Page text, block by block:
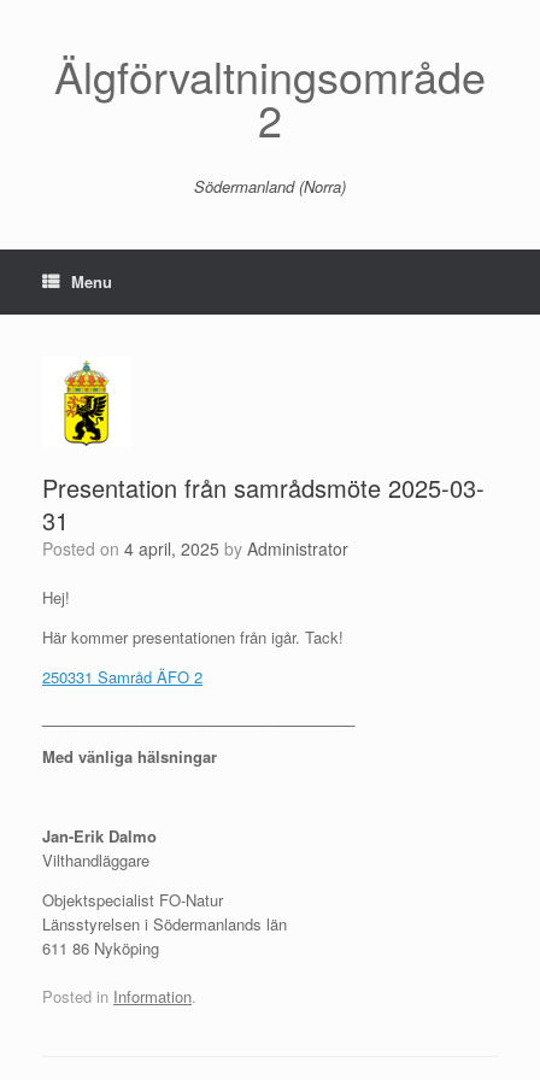
Älgförvaltningsområde
2
Södermanland (Norra)
Menu
Presentation från samrådsmöte 2025-03-
31
Posted on 4 april, 2025 by Administrator
Hej!
Här kommer presentationen från igår. Tack!
250331 Samråd ÄFO 2
Med vänliga hälsningar
Jan-Erik Dalmo
Vilthandläggare
Objektspecialist FO-Natur
Länsstyrelsen i Södermanlands län
611 86 Nyköping
Posted in Information.